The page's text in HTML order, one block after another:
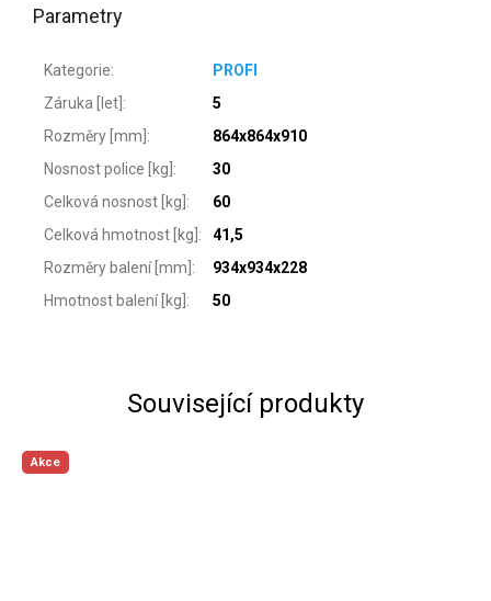
Parametry
Kategorie:
PROFI
Záruka [let]:
5
Rozměry [mm]:
864x864x910
Nosnost police [kg]:
30
Celková nosnost [kg]:
60
Celková hmotnost [kg]:
41,5
Rozměry balení [mm]:
934x934x228
Hmotnost balení [kg]: 50
Související produkty
Akce